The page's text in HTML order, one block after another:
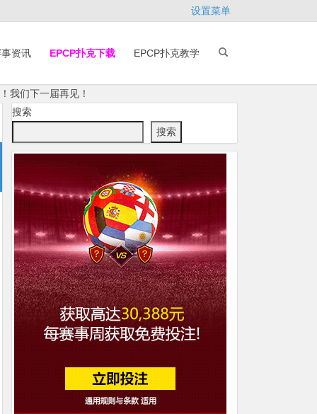
设置菜单
资讯 EPCP扑克下载 EPCP扑克教学
我们下一届再见！
搜索
搜索